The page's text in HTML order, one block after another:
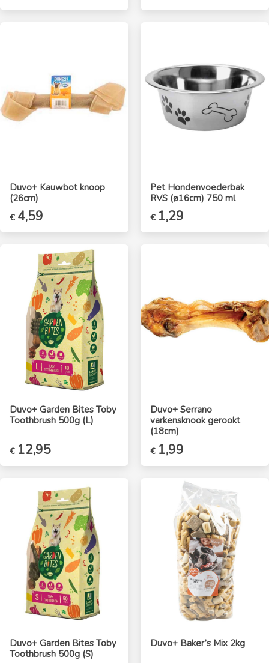
Duvo+ Kauwbot knoop
(26cm)
€ 4,59
Pet Hondenvoederbak
RVS (ø16cm) 750 ml
€ 1,29
Duvo+ Garden Bites Toby
Toothbrush 500g (L)
€ 12,95
Duvo+ Serrano
varkensknook gerookt
(18cm)
€ 1,99
Duvo+ Garden Bites Toby
Toothbrush 500g (S)
Duvo+ Baker’s Mix 2kg